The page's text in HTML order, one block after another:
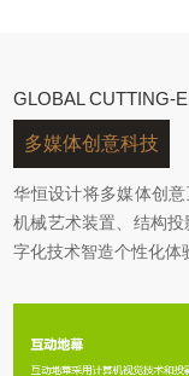
GLOBAL CUTTING-
多媒体创意科技
华恒设计将多媒体创意
机械艺术装置、结构
字化技术智造个性化体